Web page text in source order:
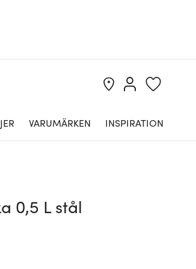
VARUMÄRKEN INSPIRATION
0,5 L stål